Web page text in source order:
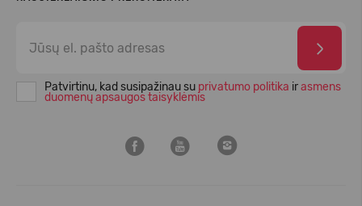
Patvirtinu, kad susipažinau su privatumo politika irasmens
duomenų apsaugos taisyklėmis